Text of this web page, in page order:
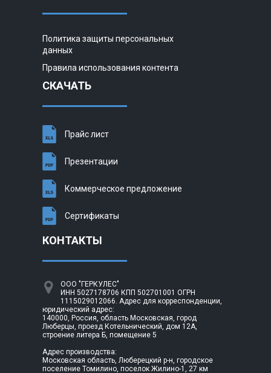
Политика защиты персональных
данных
Правила использования контента
СКАЧАТЬ
Прайс лист
Презентации
Коммерческое предложение
Сертификаты
КОНТАКТЫ
ООО "ГЕРКУЛЕС"
ИНН 5027178706 КПП 502701001 ОГРН
1115029012066. Адрес для корреспонденции,
юридический адрес:
140000, Россия, область Московская, город
Люберцы, проезд Котельнический, дом 12А,
строение литера Б, помещение 5
Адрес производства:
Московская область, Люберецкий р-н, городское
поселение Томилино, поселок Жилино-1, 27 км